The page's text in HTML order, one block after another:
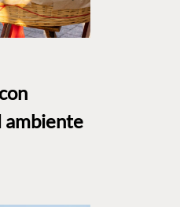
ambiente